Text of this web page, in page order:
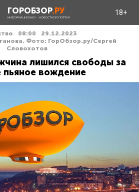
ГОРОБЗОР.РУ
ИНФОРМАЦИОННО - НОВОСТНОЙ ПОРТАЛ
18+
08:00
29.12.2023
Фото: ГорОбзор.ру/Сергей
Словохотов
лишился свободы за
пьяное вождение